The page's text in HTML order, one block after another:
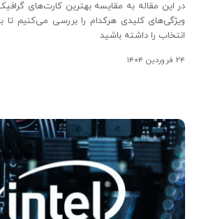
در این مقاله به مقایسه بهترین کارت‌های
ویژگی‌های کلیدی هرکدام را بررسی می‌کنیم تا
انتخاب را داشته باشید
۲۴ فروردین ۱۴۰۴